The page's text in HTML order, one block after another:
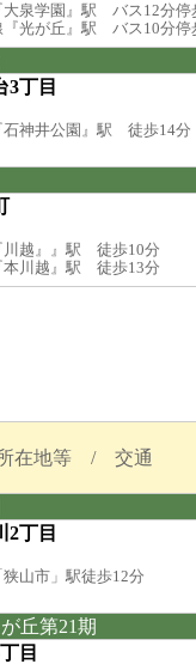
泉学園』駅 バス12分停
光が丘』駅 バス10分停
3丁目
神井公園』駅 徒歩14分
越』』駅 徒歩10分
川越』駅 徒歩13分
在地等 / 交通
2丁目
山市」駅徒歩12分
丘第21期
目